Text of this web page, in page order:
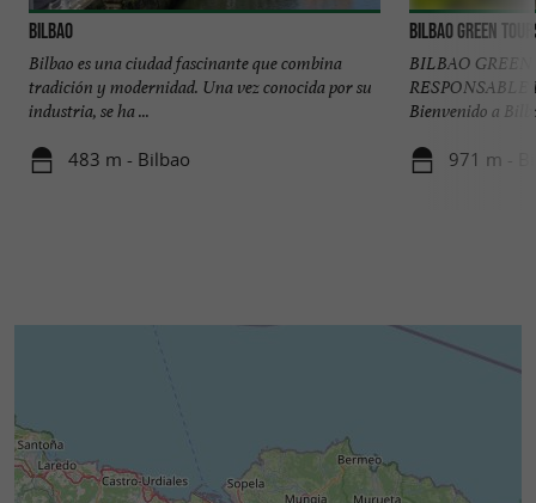
Bilbao
Bilbao es una ciudad fascinante que combina
tradición y modernidad. Una vez conocida por su
industria, se ha ...
483 m - Bilbao
Bilbao Green
BILBAO
RESPONSABLE
Bienvenido a
971 m -